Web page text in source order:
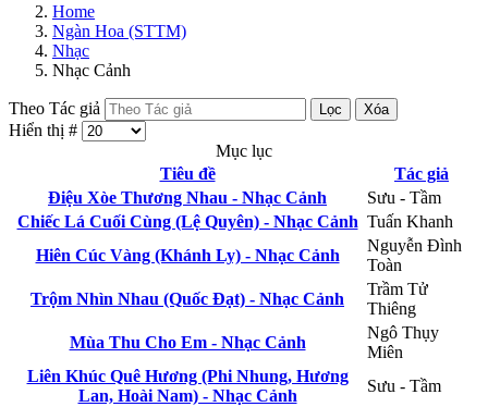
Home
Ngàn Hoa (STTM)
Nhạc
Nhạc Cảnh
Theo Tác giả Lọc Xóa
Hiển thị #
Mục lục
Tiêu đề
Tác giả
Điệu Xòe Thương Nhau - Nhạc Cảnh
Sưu - Tầm
Chiếc Lá Cuối Cùng (Lệ Quyên) - Nhạc Cảnh Tuấn Khanh
Hiên Cúc Vàng (Khánh Ly) - Nhạc Cảnh
Nguyễn Đình
Toàn
Trộm Nhìn Nhau (Quốc Đạt) - Nhạc Cảnh
Trầm Tử
Thiêng
Mùa Thu Cho Em - Nhạc Cảnh
Ngô Thụy
Miên
Liên Khúc Quê Hương (Phi Nhung, Hương
Lan, Hoài Nam) - Nhạc Cảnh
Sưu - Tầm